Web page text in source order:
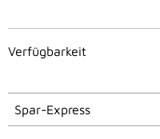
Verfügbarkeit
Spar-Express